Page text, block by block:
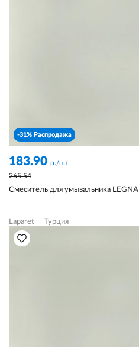
-31% Распродажа
183.90 р./шт
265.54
Смеситель для умывальника
Laparet Турция